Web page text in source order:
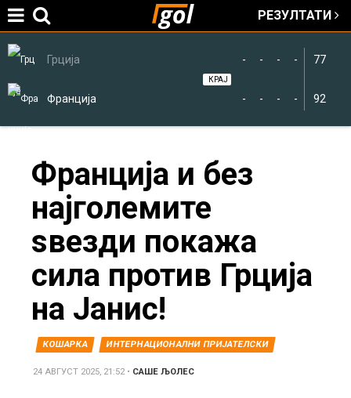
РЕЗУЛТАТИ
Грција
Франција
77
92
-
-
-
-
-
-
-
-
КРАЈ
here
Франција и без
најголемите
ѕвезди покажа
сила против Грција
на Јанис!
КОШАРКА ИНТЕРНАЦИОНАЛНИ ПРИЈАТЕЛСКИ
24 АВГУСТ 2025, 21:52• САШЕ ЉОЛЕС